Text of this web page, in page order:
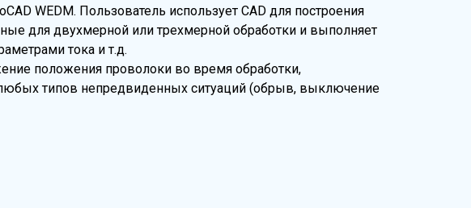
WEDM. Пользователь использует CAD для построения
для двухмерной или трехмерной обработки и выполняет
тока и т.д.
положения проволоки во время обработки,
типов непредвиденных ситуаций (обрыв, выключение